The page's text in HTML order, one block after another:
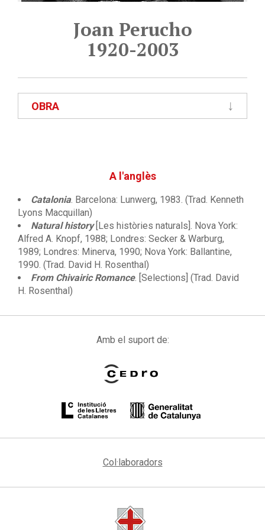
Joan Perucho
1920-2003
OBRA
A l'anglès
Catalonia. Barcelona: Lunwerg, 1983. (Trad. Kenneth
Lyons Macquillan)
Natural history[Les històries naturals]. Nova York:
Alfred A. Knopf, 1988; Londres: Secker & Warburg,
1989; Londres: Minerva, 1990; Nova York: Ballantine,
1990. (Trad. David H. Rosenthal)
From Chivairic Romance. [Selections] (Trad. David
H. Rosenthal)
Amb el suport de:
Col·laboradors